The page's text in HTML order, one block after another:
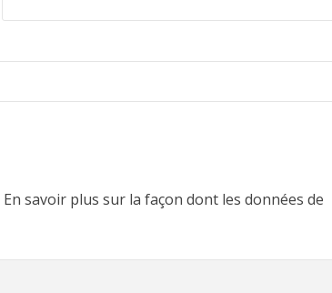
En savoir plus sur la façon dont les données de